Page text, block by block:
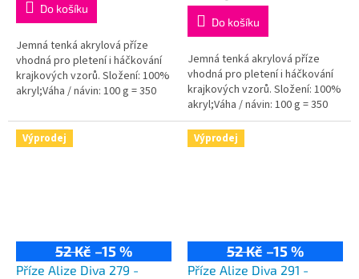
5,0
5
hvězdiček.
Do košíku
Jemná tenká akrylová příze
vhodná pro pletení i háčkování
krajkových vzorů. Složení: 100%
akryl;Váha / návin: 100 g = 350
Do košíku
Jemná tenká akrylová příze
vhodná pro pletení i háčkování
krajkových vzorů. Složení: 100%
akryl;Váha / návin: 100 g = 350
m;Doporučená velikost jehlic /...
Výprodej
52 Kč –15 %
Příze Alize Diva 279 -
Výprodej
52 Kč –15 %
Příze Alize Diva 291 -